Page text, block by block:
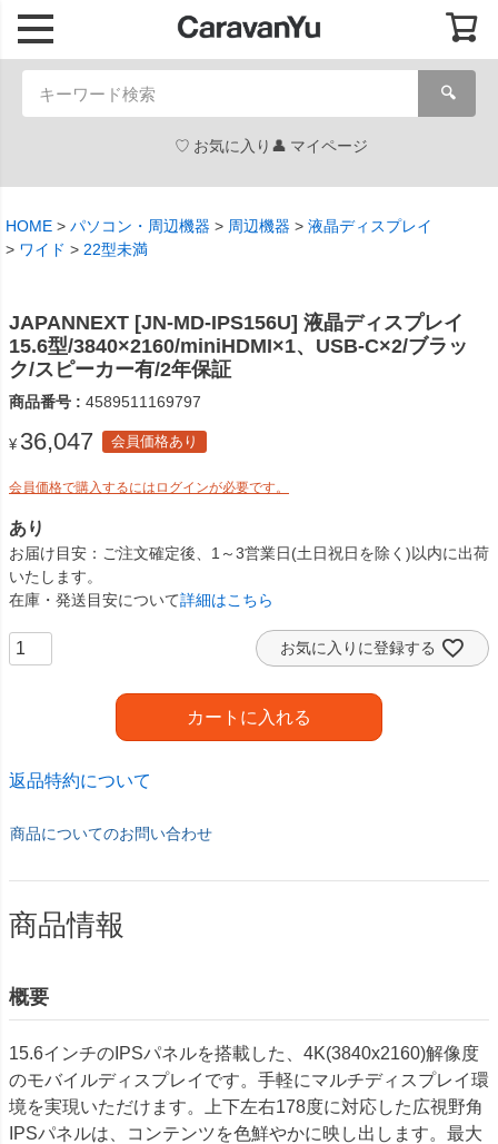
🔍
お気に入り マイページ
HOME パソコン・周辺機器 周辺機器
液晶ディスプレイ
ワイド
22型未満
JAPANNEXT [JN-MD-IPS156U] 液晶ディスプレイ
15.6型/3840×2160/miniHDMI×1、USB-C×2/ブラッ
ク/スピーカー有/2年保証
商品番号 4589511169797
¥ 36,047 会員価格あり
会員価格で購入するにはログインが必要です。
あり
お届け目安
ご注文確定後、1～3営業日(土日祝日を除く)以内に出荷
いたします。
在庫・発送目安について詳細はこちら
お気に入りに登録する
カートに入れる
返品特約について
商品についてのお問い合わせ
商品情報
概要
15.6インチのIPSパネルを搭載した、4K(3840x2160)解像度
のモバイルディスプレイです。手軽にマルチディスプレイ環
境を実現いただけます。上下左右178度に対応した広視野角
IPSパネルは、コンテンツを色鮮やかに映し出します。最大